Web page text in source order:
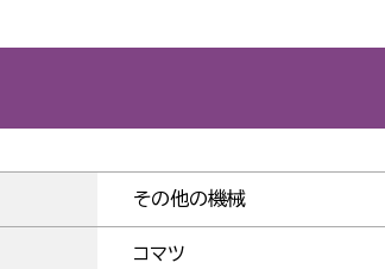
その他の機械
コマツ